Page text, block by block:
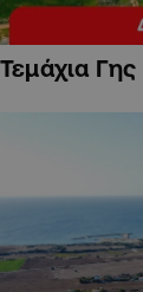
Τεμάχια Γης